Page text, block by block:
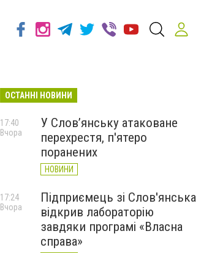
ОСТАННІ НОВИНИ
У Слов’янську атаковане
перехрестя, п'ятеро
поранених
НОВИНИ
17:40
Вчора
Підприємець зі Слов'янська
відкрив лабораторію
завдяки програмі «Власна
справа»
17:24
Вчора